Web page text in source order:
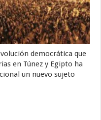
democrática que
en Túnez y Egipto ha
un nuevo sujeto